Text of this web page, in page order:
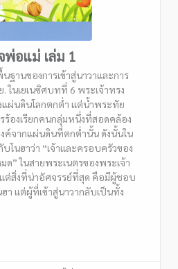
พ่อแม่ เล่ม 1
ฐานของการเข้าสู่นาวาและการ
ในเยเนซิศบทที่ 6 พระเจ้าทรง
ผ่นดินโลกตกต่ำ แต่น้ำพระทัย
ร้องเรียกคนกลุ่มหนึ่งที่สอดคล้อง
จากแผ่นดินที่ตกต่ำนั้น ดังนั้นใน
โนฮาว่า “เจ้าและครอบครัวของ
มด” ในสายพระเนตรของพระเจ้า
ต่สิ่งที่น่าอัศจรรย์ที่สุด คือมีผู้ชอบ
ฮา แต่ผู้ที่เข้าสู่นาวากลับเป็นทั้ง